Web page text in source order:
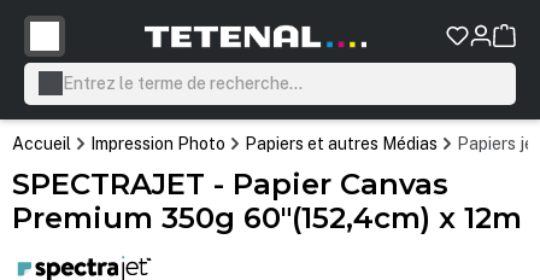
principal
Accueil Impression Photo Papiers et autres Médias Papiers
SPECTRAJET - Papier Canvas
Premium 350g 60"(152,4cm) x 12m